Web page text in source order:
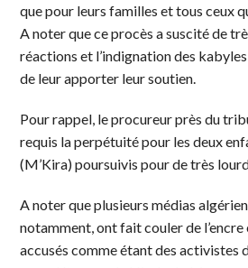
que pour leurs familles et tous ceux
A noter que ce procès a suscité de
réactions et l’indignation des kabyles
de leur apporter leur soutien.
Pour rappel, le procureur près du
requis la perpétuité pour les deux
(M’Kira) poursuivis pour de très
A noter que plusieurs médias
notamment, ont fait couler de
accusés comme étant des activistes